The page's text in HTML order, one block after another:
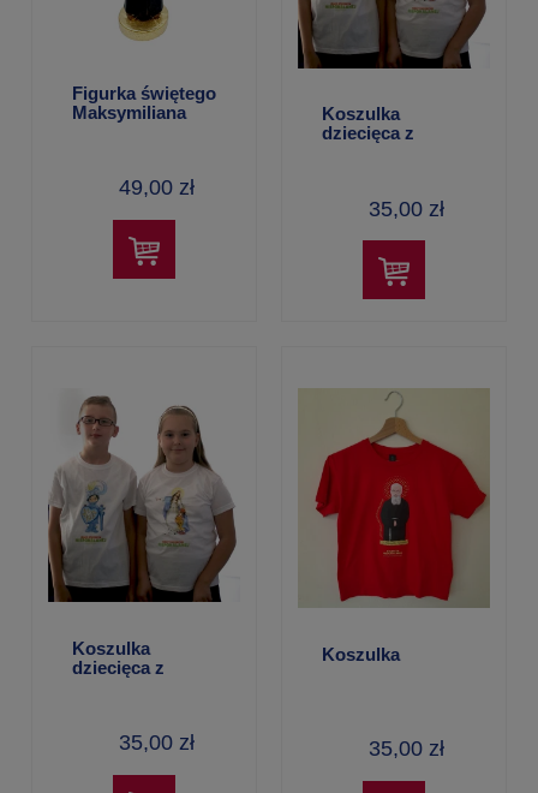
Figurka świętego
Maksymiliana
49,00 zł
Koszulka
dziecięca z
35,00 zł
Koszulka
dziecięca z
35,00 zł
Koszulka
35,00 zł